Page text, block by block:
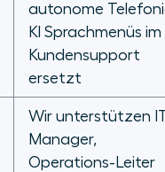
autonome
KI Sprachmenüs im
Kundensupport
ersetzt
Wir unterstützen
Manager,
Operations-Leiter